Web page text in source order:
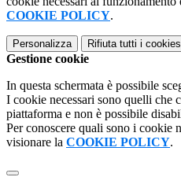
COOKIE POLICY.
Personalizza Rifiuta tutti i cookies
Gestione cookie
In questa schermata è possibile
I cookie necessari sono quelli che
piattaforma e non è possibile
Per conoscere quali sono i cookie
visionare la COOKIE POLICY.